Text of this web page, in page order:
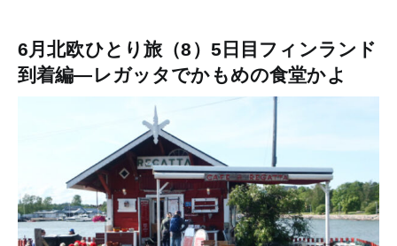
6月北欧ひとり旅（8）5日目フィンランド
到着編―レガッタでかもめの食堂かよ